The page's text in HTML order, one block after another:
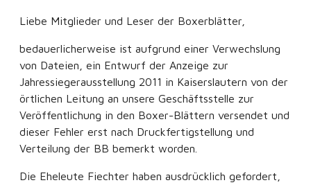
Liebe Mitglieder und Leser der Boxerblätter,
bedauerlicherweise ist aufgrund einer Verwechslung
von Dateien, ein Entwurf der Anzeige zur
Jahressiegerausstellung 2011 in Kaiserslautern von der
örtlichen Leitung an unsere Geschäftsstelle zur
Veröffentlichung in den Boxer-Blättern versendet und
dieser Fehler erst nach Druckfertigstellung und
Verteilung der BB bemerkt worden.
Die Eheleute Fiechter haben ausdrücklich gefordert,